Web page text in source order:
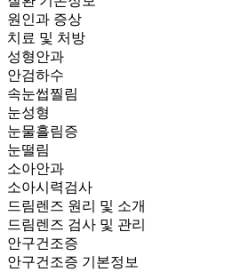
원인과 증상
치료 및 처방
성형안과
안검하수
속눈썹찔림
눈성형
눈물흘림증
눈떨림
소아안과
소아시력검사
드림렌즈 원리 및 소개
드림렌즈 검사 및 관리
안구건조증
안구건조증 기본정보